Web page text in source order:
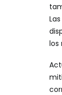
los